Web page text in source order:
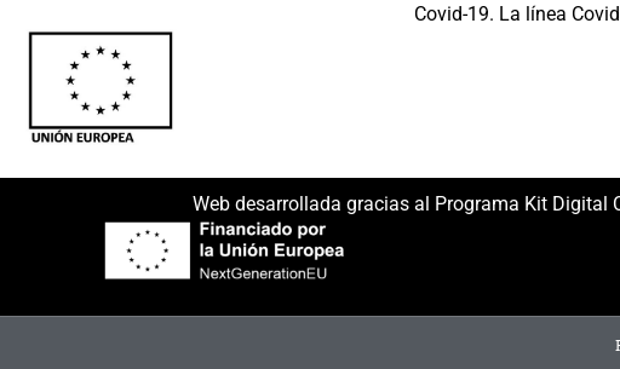
Covid-19. La línea
Web desarrollada gracias al Programa Kit Digital